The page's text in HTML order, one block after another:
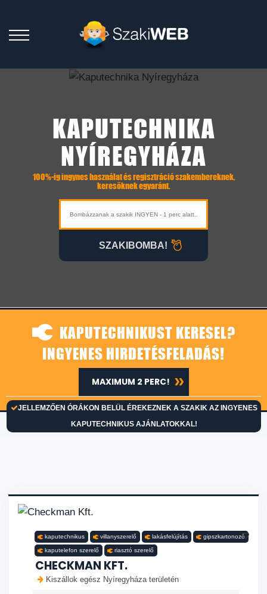
KAPUTECHNIKA
NYÍREGYHÁZA
100%-ig ingynes használat és regisztráció szakembereknek,
keresőknek egyaránt.
SZAKIBOMBA!
KAPUTECHNIKUST KERESEL?
INGYENES HIRDETÉSFELADÁS!
JELLEMZŐEN ÓRÁKON BELÜL ÉREKEZNEK A SZAKIK AZ INGYENES
KAPUTECHNIKUS AJÁNLATOKKAL!
MAXIMUM 2 PERC!
kaputechnikus villanyszerelő lakásfelújítás gipszkartonozó
kaputelefon szerelő riasztó szerelő
CHECKMAN KFT.
Kiszállok egész Nyíregyháza területén